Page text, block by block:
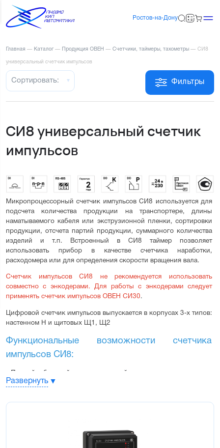
Ростов-на-Дону
Главная — Каталог — Продукция ОВЕН — Счетчики, таймеры, тахометры — СИ8
универсальный счетчик импульсов
Фильтры
Сортировать:
СИ8 универсальный счетчик
импульсов
Микропроцессорный счетчик импульсов СИ8 используется для
подсчета количества продукции на транспортере, длины
наматываемого кабеля или экструзионной пленки, сортировки
продукции, отсчета партий продукции, суммарного количества
изделий и т.п. Встроенный в СИ8 таймер позволяет
использовать прибор в качестве счетчика наработки,
расходомера или для определения скорости вращения вала.
Счетчик импульсов СИ8 не рекомендуется использовать
совместно с энкодерами. Для работы с энкодерами следует
применять счетчик импульсов ОВЕН СИ30.
Цифровой счетчик импульсов выпускается в корпусах 3-х типов:
настенном Н и щитовых Щ1, Щ2
Функциональные возможности счетчика
импульсов СИ8:
Прямой, обратный или реверсивный счет импульсов,
поступающих от подключенных к прибору датчиков
механизмов
Подсчет времени наработки оборудования
Развернуть